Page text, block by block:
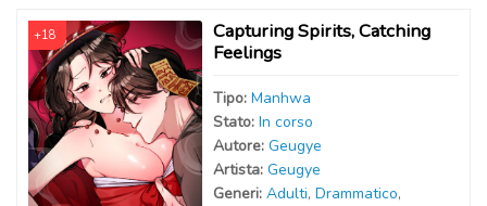
+18
Capturing Spirits, Catching
Feelings
Tipo: Manhwa
Stato: In corso
Autore: Geugye
Artista: Geugye
Generi: Adulti, Drammatico,